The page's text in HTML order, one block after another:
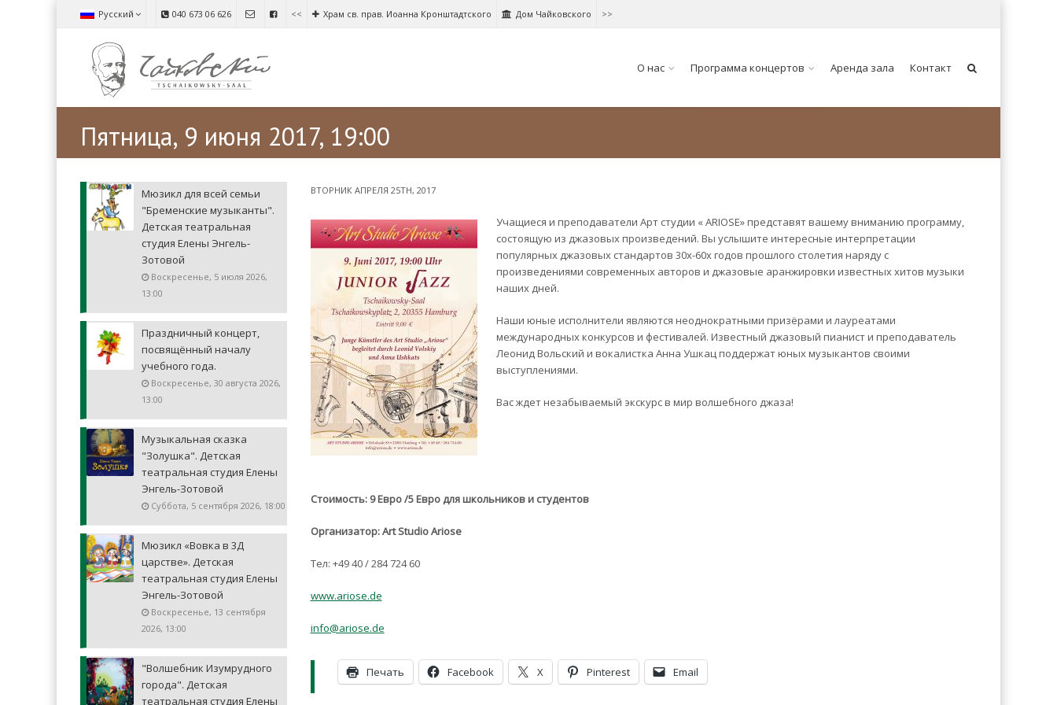
Русский 040 673 06 626 << Храм св. прав. Иоанна Кронштадтского Дом Чайковского >>
О нас Программа концертов Аренда зала Контакт
Пятница, 9 июня 2017, 19:00
Мюзикл для всей семьи
"Бременские музыканты".
Детская театральная
студия Елены Энгель-
Зотовой
Воскресенье, 5 июля 2026,
13:00
Праздничный концерт,
посвящённый началу
учебного года.
Воскресенье, 30 августа 2026,
13:00
Музыкальная сказка
"Золушка". Детская
театральная студия Елены
Энгель-Зотовой
Суббота, 5 сентября 2026, 18:00
Мюзикл «Вовка в 3Д
царстве». Детская
театральная студия Елены
Энгель-Зотовой
Воскресенье, 13 сентября
2026, 13:00
"Волшебник Изумрудного
города". Детская
театральная студия Елены
ВТОРНИК АПРЕЛЯ 25TH, 2017
Учащиеся и преподаватели Арт студии « ARIOSE» представят вашему вниманию программу,
состоящую из джазовых произведений. Вы услышите интересные интерпретации
популярных джазовых стандартов 30х-60х годов прошлого столетия наряду с
произведениями современных авторов и джазовые аранжировки известных хитов музыки
наших дней.
Наши юные исполнители являются неоднократными призёрами и лауреатами
международных конкурсов и фестивалей. Известный джазовый пианист и преподаватель
Леонид Вольский и вокалистка Анна Ушкац поддержат юных музыкантов своими
выступлениями.
Вас ждет незабываемый экскурс в мир волшебного джаза!
Стоимость: 9 Евро /5 Евро для школьников и студентов
Организатор:Art Studio Ariose
Тел: +49 40 / 284 724 60
www.ariose.de
info@ariose.de
Печать Facebook X Pinterest Email